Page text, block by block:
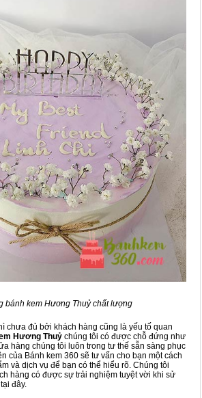
bánh kem Hương Thuỷ chất lượng
chưa đủ bởi khách hàng cũng là yếu tố quan
Hương Thuỷ chúng tôi có được chỗ đứng như
hàng chúng tôi luôn trong tư thế sẵn sàng phục
của Bánh kem 360 sẽ tư vấn cho bạn một cách
và dịch vụ để bạn có thể hiểu rõ. Chúng tôi
hàng có được sự trải nghiệm tuyệt vời khi sử
đây.